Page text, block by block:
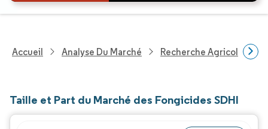
Accueil Analyse Du Marché Recherche Agricole
Taille et Part du Marché des Fongicides SDHI